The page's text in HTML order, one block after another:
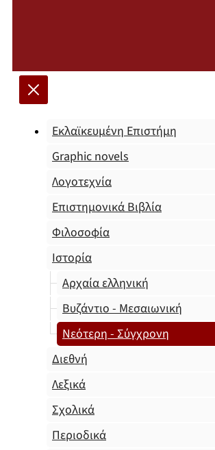
Εκλαϊκευμένη Επιστήμη
Graphic novels
Λογοτεχνία
Επιστημονικά Βιβλία
Φιλοσοφία
Ιστορία
Αρχαία ελληνική
Βυζάντιο - Μεσαιωνική
Νεότερη - Σύγχρονη
Διεθνή
Λεξικά
Σχολικά
Περιοδικά